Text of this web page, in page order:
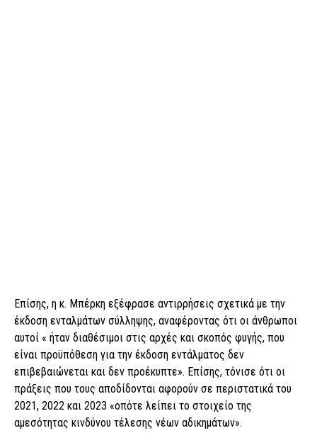
Επίσης, η κ. Μπέρκη εξέφρασε αντιρρήσεις σχετικά με την
έκδοση ενταλμάτων σύλληψης, αναφέροντας ότι οι άνθρωποι
αυτοί « ήταν διαθέσιμοι στις αρχές και σκοπός φυγής, που
είναι προϋπόθεση για την έκδοση εντάλματος δεν
επιβεβαιώνεται και δεν προέκυπτε». Επίσης, τόνισε ότι οι
πράξεις που τους αποδίδονται αφορούν σε περιστατικά του
2021, 2022 και 2023 «οπότε λείπει το στοιχείο της
αμεσότητας κινδύνου τέλεσης νέων αδικημάτων».